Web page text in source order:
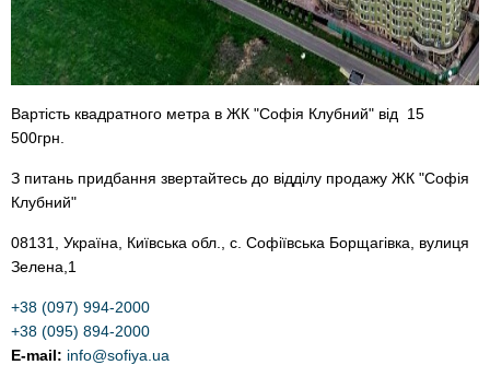
Вартість квадратного метра в ЖК "Софія Клубний" від 15
500грн.
З питань придбання звертайтесь до відділу продажу ЖК "Софія
Клубний"
08131, Україна, Київська обл., с. Софіївська Борщагівка, вулиця
Зелена,1
+38 (097) 994-2000
+38 (095) 894-2000
E-mail: info@sofiya.ua